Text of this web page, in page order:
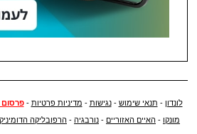
לונדון - תנאי שימוש -נגישות - מדיניות פרטיות -
מונקו - האיים האזוריים - נורבגיה - הרפובליקה